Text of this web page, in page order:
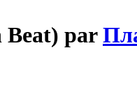
Beat) par